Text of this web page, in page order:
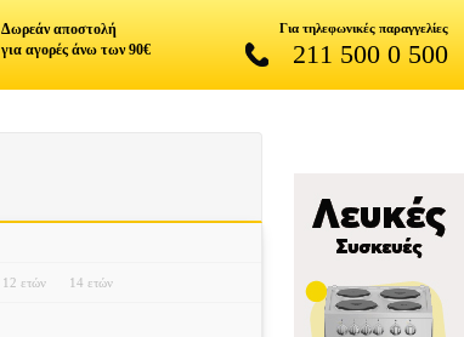
Δωρεάν αποστολή
για αγορές άνω των 90€
Για τηλεφωνικές παραγγελίες
211 500 0 500
12 ετών 14 ετών